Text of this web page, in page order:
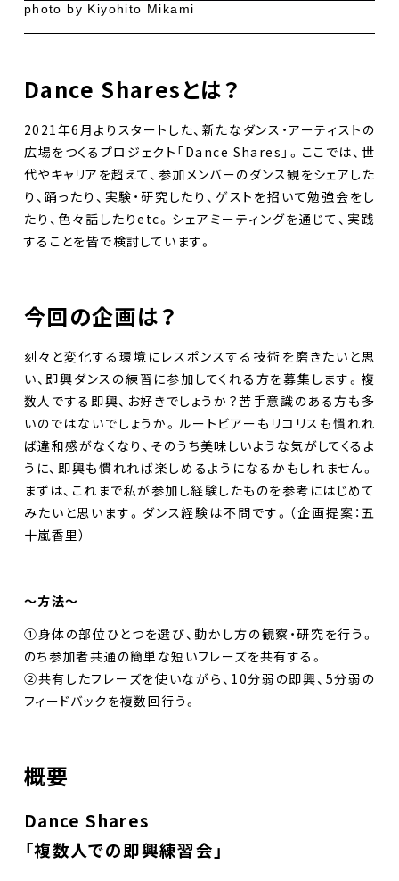
photo by Kiyohito Mikami
Dance Sharesとは？
2021年6月よりスタートした、新たなダンス・アーティストの
広場をつくるプロジェクト「Dance Shares」。ここでは、世
代やキャリアを超えて、参加メンバーのダンス観をシェアした
り、踊ったり、実験・研究したり、ゲストを招いて勉強会をし
たり、色々話したりetc。シェアミーティングを通じて、実践
することを皆で検討しています。
今回の企画は？
刻々と変化する環境にレスポンスする技術を磨きたいと思
い、即興ダンスの練習に参加してくれる方を募集します。複
数人でする即興、お好きでしょうか？苦手意識のある方も多
いのではないでしょうか。ルートビアーもリコリスも慣れれ
ば違和感がなくなり、そのうち美味しいような気がしてくるよ
うに、即興も慣れれば楽しめるようになるかもしれません。
まずは、これまで私が参加し経験したものを参考にはじめて
みたいと思います。ダンス経験は不問です。（企画提案：五
十嵐香里）
〜方法〜
①身体の部位ひとつを選び、動かし方の観察・研究を行う。
のち参加者共通の簡単な短いフレーズを共有する。
②共有したフレーズを使いながら、10分弱の即興、5分弱の
フィードバックを複数回行う。
概要
Dance Shares
「複数人での即興練習会」